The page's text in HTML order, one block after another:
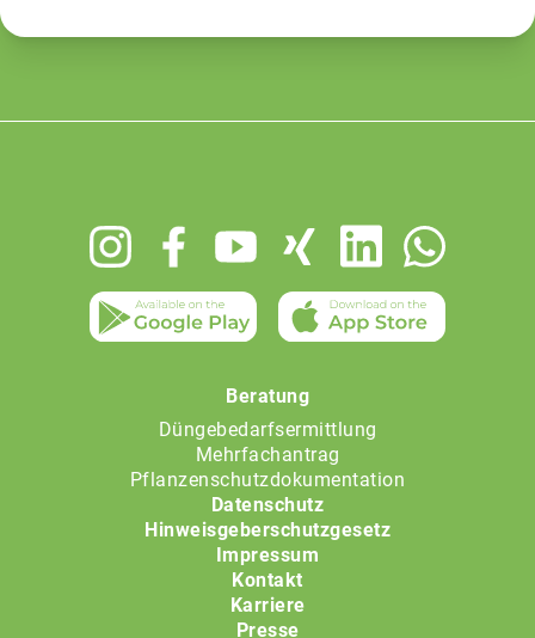
Beratung
Düngebedarfsermittlung
Mehrfachantrag
Pflanzenschutzdokumentation
Datenschutz
Hinweisgeberschutzgesetz
Impressum
Kontakt
Karriere
Presse